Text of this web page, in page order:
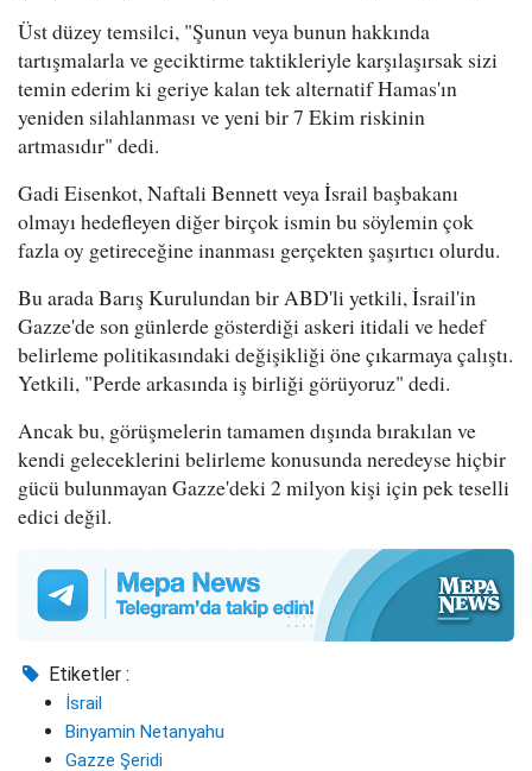
Üst düzey temsilci, "Şunun veya bunun hakkında
tartışmalarla ve geciktirme taktikleriyle karşılaşırsak sizi
temin ederim ki geriye kalan tek alternatif Hamas'ın
yeniden silahlanması ve yeni bir 7 Ekim riskinin
artmasıdır" dedi.
Gadi Eisenkot, Naftali Bennett veya İsrail başbakanı
olmayı hedefleyen diğer birçok ismin bu söylemin çok
fazla oy getireceğine inanması gerçekten şaşırtıcı olurdu.
Bu arada Barış Kurulundan bir ABD'li yetkili, İsrail'in
Gazze'de son günlerde gösterdiği askeri itidali ve hedef
belirleme politikasındaki değişikliği öne çıkarmaya çalıştı.
Yetkili, "Perde arkasında iş birliği görüyoruz" dedi.
Ancak bu, görüşmelerin tamamen dışında bırakılan ve
kendi geleceklerini belirleme konusunda neredeyse hiçbir
gücü bulunmayan Gazze'deki 2 milyon kişi için pek teselli
edici değil.
Etiketler :
İsrail
Binyamin Netanyahu
Gazze Şeridi